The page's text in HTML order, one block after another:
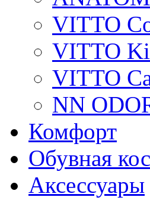
VITTO
VITTO
VITTO
NN
Комфорт
Обувная
Аксессуары